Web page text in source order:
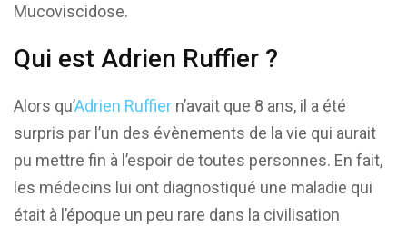
Mucoviscidose.
Qui est Adrien Ruffier ?
Alors qu’Adrien Ruffier n’avait que 8 ans, il a été
surpris par l’un des évènements de la vie qui aurait
pu mettre fin à l’espoir de toutes personnes. En fait,
les médecins lui ont diagnostiqué une maladie qui
était à l’époque un peu rare dans la civilisation